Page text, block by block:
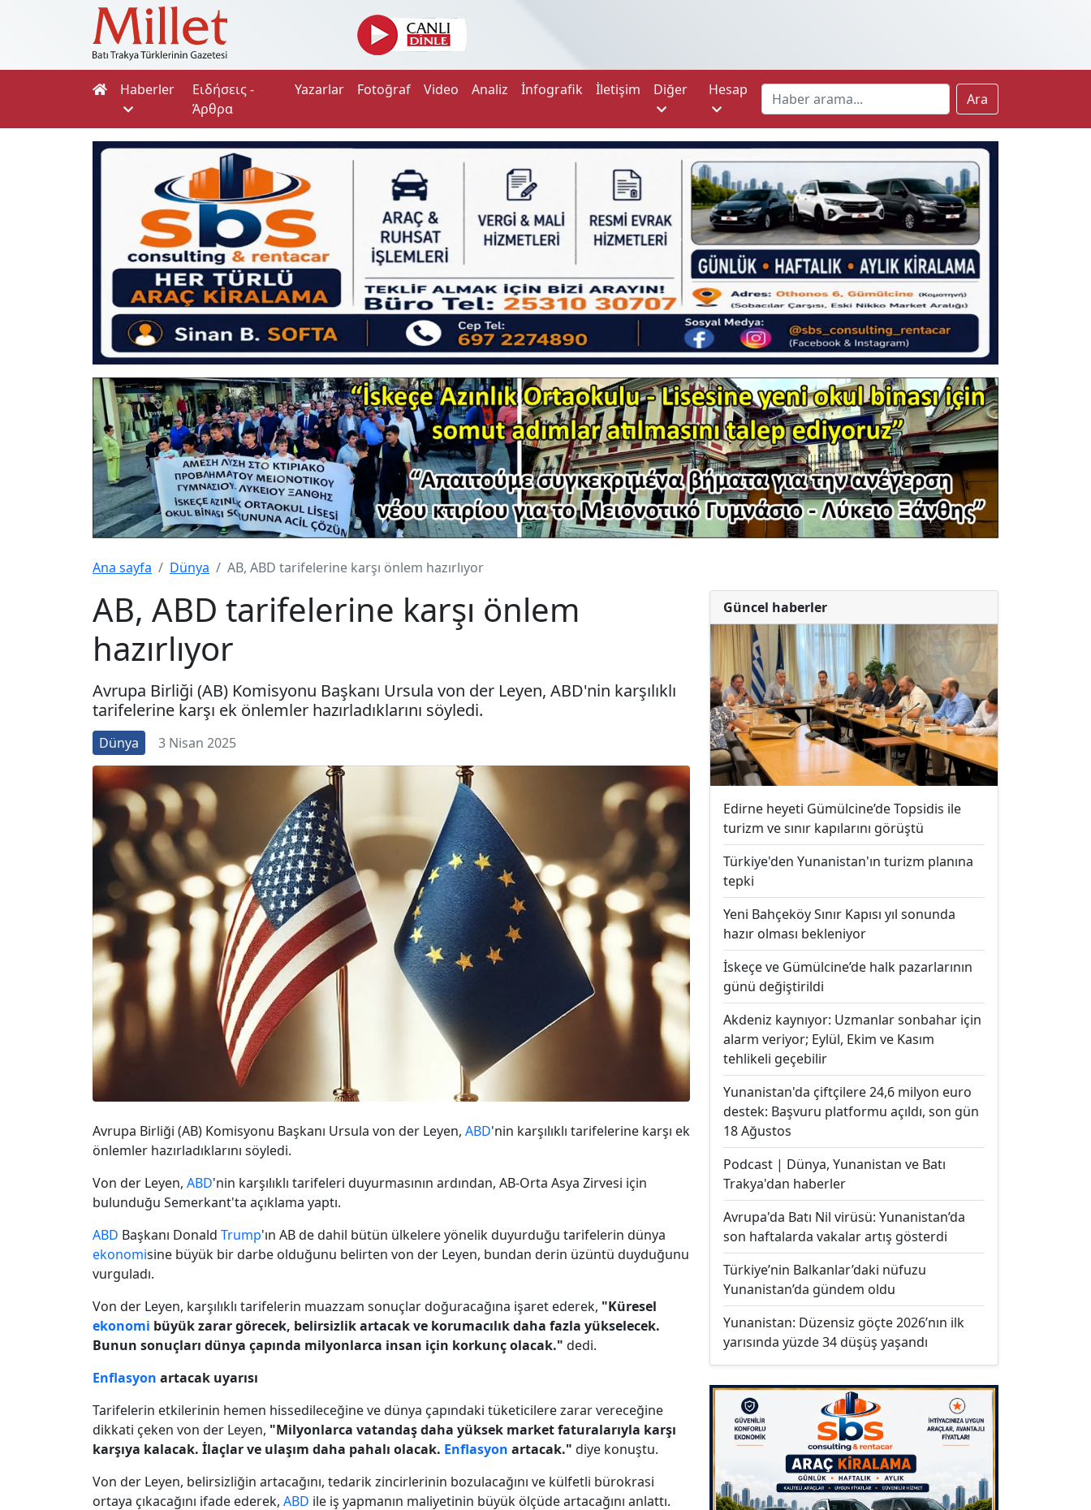
Haberler
Ειδήσεις -
Άρθρα
Yazarlar Fotoğraf Video Analiz İnfografik İletişim Diğer Hesap
Ara
Ana sayfa Dünya AB, ABD tarifelerine karşı önlem hazırlıyor
AB, ABD tarifelerine karşı önlem
hazırlıyor
Avrupa Birliği (AB) Komisyonu Başkanı Ursula von der Leyen, ABD'nin karşılıklı
tarifelerine karşı ek önlemler hazırladıklarını söyledi.
Dünya 3 Nisan 2025
Avrupa Birliği (AB) Komisyonu Başkanı Ursula von der Leyen, ABD'nin karşılıklı tarifelerine karşı ek
önlemler hazırladıklarını söyledi.
Von der Leyen, ABD'nin karşılıklı tarifeleri duyurmasının ardından, AB-Orta Asya Zirvesi için
bulunduğu Semerkant'ta açıklama yaptı.
ABD Başkanı Donald Trump'ın AB de dahil bütün ülkelere yönelik duyurduğu tarifelerin dünya
ekonomisine büyük bir darbe olduğunu belirten von der Leyen, bundan derin üzüntü duyduğunu
vurguladı.
Von der Leyen, karşılıklı tarifelerin muazzam sonuçlar doğuracağına işaret ederek, "Küresel
ekonomi büyük zarar görecek, belirsizlik artacak ve korumacılık daha fazla yükselecek.
Bunun sonuçları dünya çapında milyonlarca insan için korkunç olacak." dedi.
Enflasyon artacak uyarısı
Tarifelerin etkilerinin hemen hissedileceğine ve dünya çapındaki tüketicilere zarar vereceğine
dikkati çeken von der Leyen, "Milyonlarca vatandaş daha yüksek market faturalarıyla karşı
karşıya kalacak. İlaçlar ve ulaşım daha pahalı olacak. Enflasyon artacak." diye konuştu.
Von der Leyen, belirsizliğin artacağını, tedarik zincirlerinin bozulacağını ve külfetli bürokrasi
ortaya çıkacağını ifade ederek, ABD ile iş yapmanın maliyetinin büyük ölçüde artacağını anlattı.
Güncel haberler
Edirne heyeti Gümülcine’de Topsidis ile
turizm ve sınır kapılarını görüştü
Türkiye'den Yunanistan'ın turizm planına
tepki
Yeni Bahçeköy Sınır Kapısı yıl sonunda
hazır olması bekleniyor
İskeçe ve Gümülcine’de halk pazarlarının
günü değiştirildi
Akdeniz kaynıyor: Uzmanlar sonbahar için
alarm veriyor; Eylül, Ekim ve Kasım
tehlikeli geçebilir
Yunanistan'da çiftçilere 24,6 milyon euro
destek: Başvuru platformu açıldı, son gün
18 Ağustos
Podcast | Dünya, Yunanistan ve Batı
Trakya'dan haberler
Avrupa'da Batı Nil virüsü: Yunanistan’da
son haftalarda vakalar artış gösterdi
Türkiye’nin Balkanlar’daki nüfuzu
Yunanistan’da gündem oldu
Yunanistan: Düzensiz göçte 2026’nın ilk
yarısında yüzde 34 düşüş yaşandı